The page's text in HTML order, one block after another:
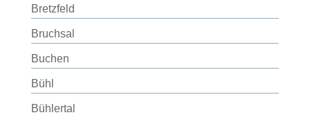
Bretzfeld
Bruchsal
Buchen
Bühl
Bühlertal